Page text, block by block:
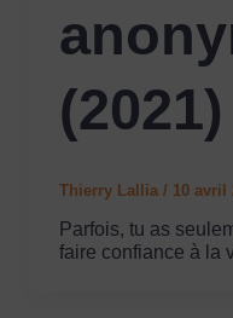
(2021)
Thierry Lallia / 10 avril
Parfois, tu as
faire confiance à la